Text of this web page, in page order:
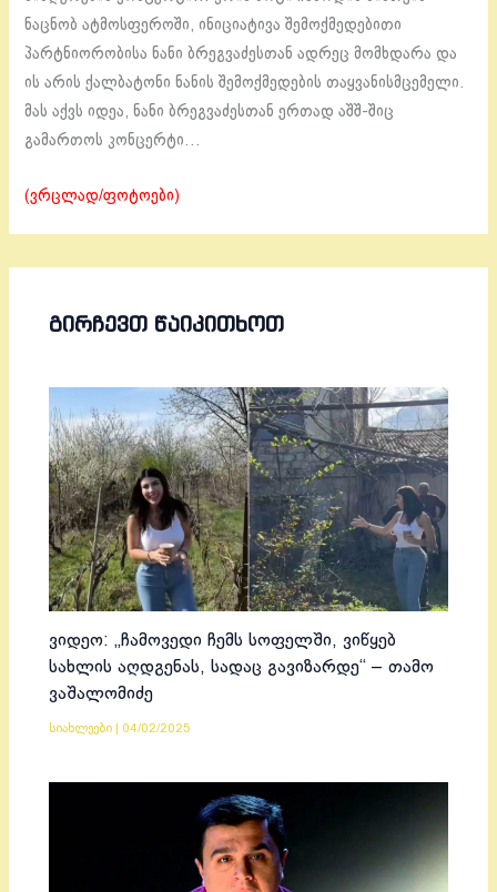
ნაცნობ ატმოსფეროში, ინიციატივა შემოქმედებითი
პარტნიორობისა ნანი ბრეგვაძესთან ადრეც მომხდარა და
ის არის ქალბატონი ნანის შემოქმედების თაყვანისმცემელი.
მას აქვს იდეა, ნანი ბრეგვაძესთან ერთად აშშ-შიც
გამართოს კონცერტი…
(ვრცლად/ფოტოები)
ᲒᲘᲠᲩᲔᲕᲗ ᲬᲐᲘᲙᲘᲗᲮᲝᲗ
ვიდეო: „ჩამოვედი ჩემს სოფელში, ვიწყებ
სახლის აღდგენას, სადაც გავიზარდე“ – თამო
ვაშალომიძე
სიახლეები 04/02/2025